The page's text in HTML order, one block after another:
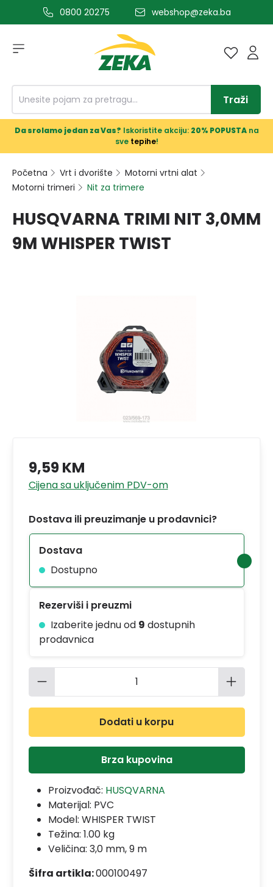
glavni sadržaj0800 20275 webshop@zeka.ba
Traži
Da srolamo jedan za Vas? Iskoristite akciju: 20% POPUSTAna
sve tepihe!
Početna Vrt i dvorište
Motorni vrtni alat
Motorni trimeri
Nit za trimere
HUSQVARNA TRIMI NIT 3,0MM
9M WHISPER TWIST
9,59 KM
Cijena sa uključenim PDV-om
Dostava ili preuzimanje u prodavnici?
Dostava
Dostupno
Rezerviši i preuzmi
Izaberite jednu od 9 dostupnih
prodavnica
Količina proizvoda: Unesite
Dodati u korpu
Brza kupovina
Proizvođač: HUSQVARNA
Materijal: PVC
Model: WHISPER TWIST
Težina: 1.00 kg
Veličina: 3,0 mm, 9 m
Šifra artikla:000100497